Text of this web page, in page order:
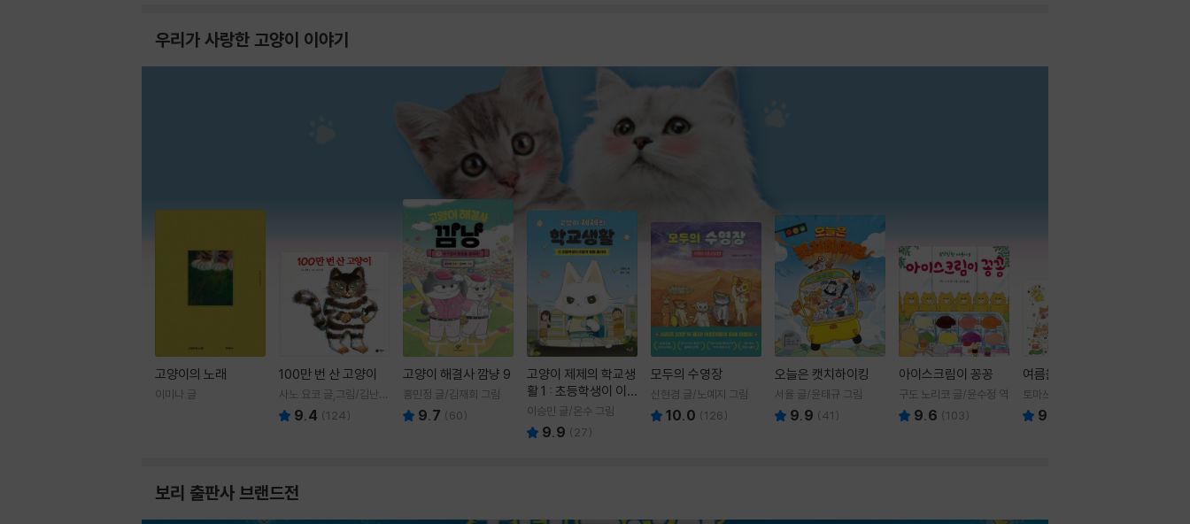
우리가 사랑한 고양이 이야기
고양이의 노래
이미나 글
100만 번 산 고양이
사노 요코 글,그림/김난주
역 9.4 (124)
고양이 해결사 깜냥 9
홍민정 글/김재희 그림
9.7 (60)
고양이 제제의 학교생
활 1 : 초등학생이 이
렇게 힘들 줄이야
이승민 글/온수 그림
9.9 ( 27)
모두의 수영장
신현경 글/노예지 그림
10.0 (126)
오늘은 캣치하이킹
서율 글/윤태규 그림
9.9 (41 )
아이스크림이 꽁꽁
구도 노리코 글/윤수정 역
9.6 (103)
여름을 부탁해
토마쓰리 글그림
9.8
보리 출판사 브랜드전